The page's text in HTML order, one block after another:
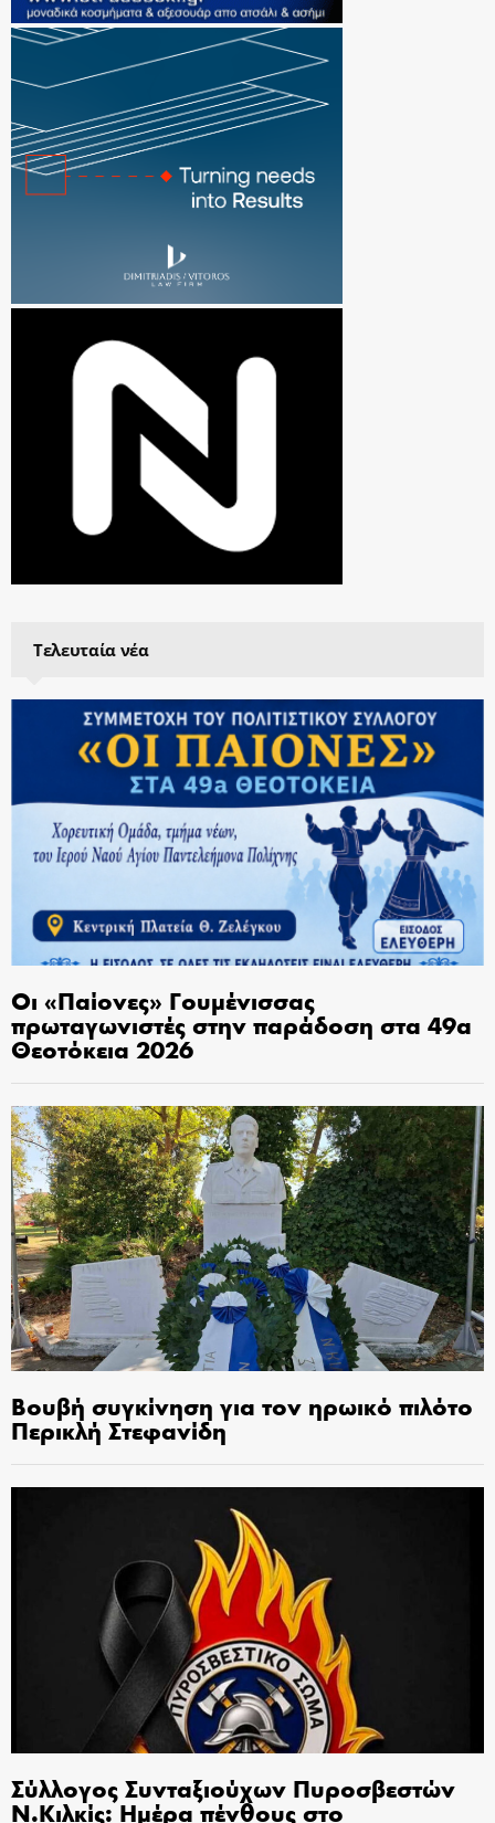
Τελευταία νέα
Οι «Παίονες» Γουμένισσας
πρωταγωνιστές στην παράδοση στα 49α
Θεοτόκεια 2026
Βουβή συγκίνηση για τον ηρωικό πιλότο
Περικλή Στεφανίδη
Σύλλογος Συνταξιούχων Πυροσβεστών
Ν.Κιλκίς: Ημέρα πένθους στο